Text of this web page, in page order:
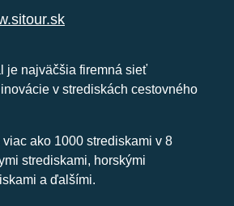
je najväčšia firemná sieť
v strediskách cestovného
ako 1000 strediskami v 8
strediskami, horskými
a ďalšími.